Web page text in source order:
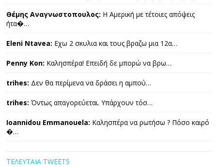
Θέμης Αναγνωστοπουλος: Η Αμερική με τέτοιες απόψεις
ήτα�…
Eleni Ntavea: Εχω 2 σκυλια και τους βραζω μια 12α…
Penny Kon: Καλησπέρα! Επειδή δε μπορώ να βρω…
trihes: Δεν θα περίμενα να δράσει η αμπού…
trihes: Όντως απαγορεύεται. Υπάρχουν τόσ…
Ioannidou Emmanouela: Καλησπέρα να ρωτήσω ? Πόσο καιρό
�…
ΤΕΛΕΥΤΑΙΑ TWEETS